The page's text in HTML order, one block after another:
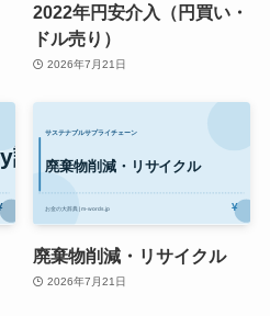
2022年円安介入（円買い・
ドル売り）
2026年7月21日
廃棄物削減・リサイクル
2026年7月21日